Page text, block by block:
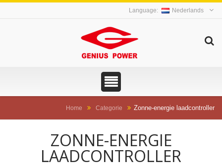
Nederlands
Home Categorie Zonne-energie laadcontroller
ZONNE-ENERGIE
LAADCONTROLLER